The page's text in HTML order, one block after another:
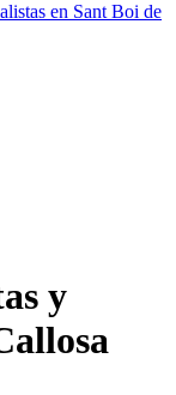
en Sant Boi de
y